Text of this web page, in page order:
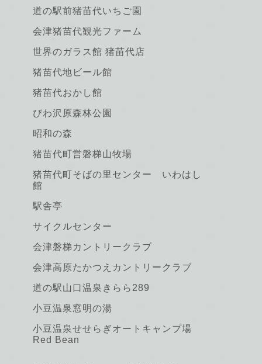
道の駅前猪苗代いちご園
会津猪苗代観光ファーム
世界のガラス館 猪苗代店
猪苗代地ビール館
猪苗代おかし館
びわ沢原森林公園
昭和の森
猪苗代町営磐梯山牧場
猪苗代町そばの里センター いわはし
館
駅舎亭
サイクルセンター
会津磐梯カントリークラブ
会津高原たかつえカントリークラブ
道の駅山口温泉きらら289
小豆温泉窓明の湯
小豆温泉せせらぎオートキャンプ場
Red Bean